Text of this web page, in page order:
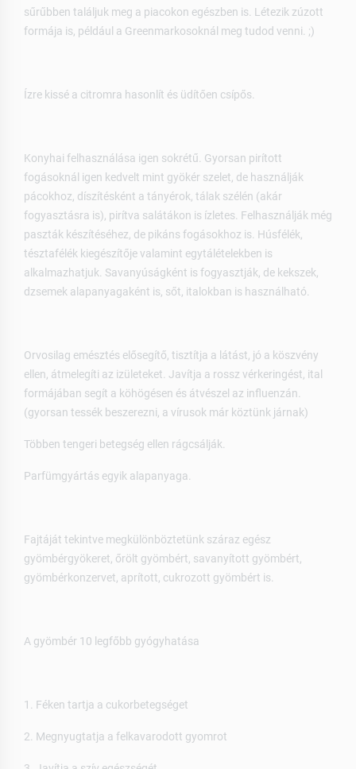
sűrűbben találjuk meg a piacokon egészben is. Létezik zúzott
formája is, például a Greenmarkosoknál meg tudod venni. ;)
Ízre kissé a citromra hasonlít és üdítően csípős.
Konyhai felhasználása igen sokrétű. Gyorsan pirított
fogásoknál igen kedvelt mint gyökér szelet, de használják
pácokhoz, díszítésként a tányérok, tálak szélén (akár
fogyasztásra is), pirítva salátákon is ízletes. Felhasználják még
paszták készítéséhez, de pikáns fogásokhoz is. Húsfélék,
tésztafélék kiegészítője valamint egytálételekben is
alkalmazhatjuk. Savanyúságként is fogyasztják, de kekszek,
dzsemek alapanyagaként is, sőt, italokban is használható.
Orvosilag emésztés elősegítő, tisztítja a látást, jó a köszvény
ellen, átmelegíti az izületeket. Javítja a rossz vérkeringést, ital
formájában segít a köhögésen és átvészel az influenzán.
(gyorsan tessék beszerezni, a vírusok már köztünk járnak)
Többen tengeri betegség ellen rágcsálják.
Parfümgyártás egyik alapanyaga.
Fajtáját tekintve megkülönböztetünk száraz egész
gyömbérgyökeret, őrölt gyömbért, savanyított gyömbért,
gyömbérkonzervet, aprított, cukrozott gyömbért is.
A gyömbér 10 legfőbb gyógyhatása
1. Féken tartja a cukorbetegséget
2. Megnyugtatja a felkavarodott gyomrot